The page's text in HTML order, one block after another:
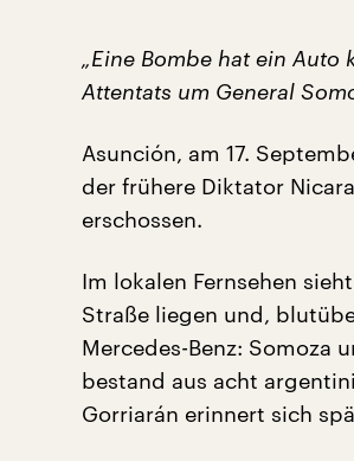
„Eine Bombe hat ein
Attentats um General
Asunción, am 17.
der frühere Diktator
erschossen.
Im lokalen Fernsehen
Straße liegen und,
Mercedes-Benz: Somoza
bestand aus acht
Gorriarán erinnert sich